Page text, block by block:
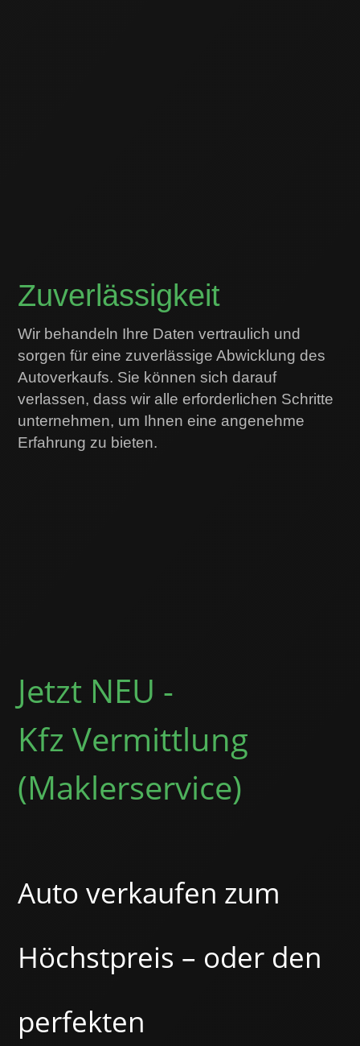
Zuverlässigkeit
Wir behandeln Ihre Daten vertraulich und
sorgen für eine zuverlässige Abwicklung des
Autoverkaufs. Sie können sich darauf
verlassen, dass wir alle erforderlichen Schritte
unternehmen, um Ihnen eine angenehme
Erfahrung zu bieten.
Jetzt NEU -
Kfz Vermittlung
(Maklerservice)
Auto verkaufen zum
Höchstpreis – oder den
perfekten